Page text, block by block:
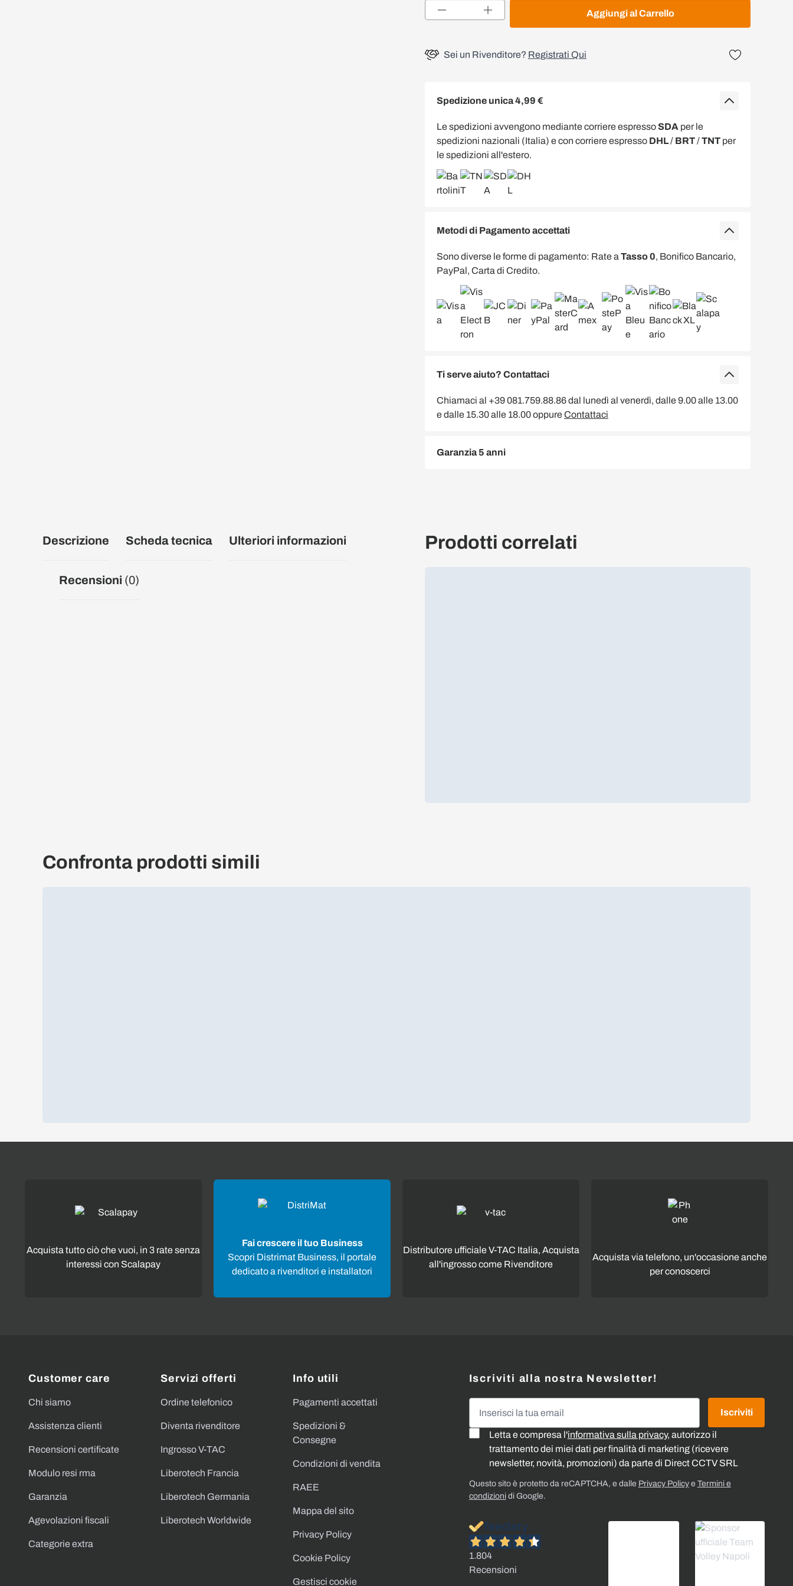
Aggiungi al Carrello
Sei un Rivenditore? Registrati Qui
Spedizione unica 4,99 €
Le spedizioni avvengono mediante corriere espressoSDA per le
spedizioni nazionali (Italia) e con corriere espresso DHL/ BRT/TNT per
le spedizioni all'estero.
Metodi di Pagamento accettati
Sono diverse le forme di pagamento: Rate a Tasso 0, Bonifico Bancario,
PayPal, Carta di Credito.
Ti serve aiuto? Contattaci
Chiamaci al +39 081.759.88.86 dal lunedì al venerdì, dalle 9.00 alle 13.00
e dalle 15.30 alle 18.00 oppureContattaci
Garanzia 5 anni
Descrizione Scheda tecnica Ulteriori informazioni
Recensioni (0)
Prodotti correlati
Confronta prodotti simili
Acquista tutto ciò che vuoi, in 3 rate senza
interessi con Scalapay
Fai crescere il tuo Business
Scopri Distrimat Business, il portale
dedicato a rivenditori e installatori
Distributore ufficiale V-TAC Italia, Acquista
all'ingrosso come Rivenditore
Acquista via telefono, un'occasione anche
per conoscerci
Customer care
Chi siamo
Assistenza clienti
Recensioni certificate
Modulo resi rma
Garanzia
Agevolazioni fiscali
Categorie extra
Servizi offerti
Ordine telefonico
Diventa rivenditore
Ingrosso V-TAC
Liberotech Francia
Liberotech Germania
Liberotech Worldwide
Info utili
Pagamenti accettati
Spedizioni &
Consegne
Condizioni di vendita
RAEE
Mappa del sito
Privacy Policy
Cookie Policy
Gestisci cookie
Iscriviti alla nostra Newsletter!
Letta e compresa l'informativa sulla privacy, autorizzo il
trattamento dei miei dati per finalità di marketing (ricevere
newsletter, novità, promozioni) da parte di Direct CCTV SRL
Iscriviti
Questo sito è protetto da reCAPTCHA, e dalle Privacy Policye Termini e
condizionidi Google.
1.804
Recensioni